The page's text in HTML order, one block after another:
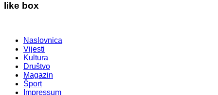
like box
Naslovnica
Vijesti
Kultura
Društvo
Magazin
Šport
Impressum